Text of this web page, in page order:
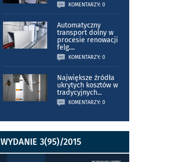
KOMENTARZY: 0
Automatyczny
transport dolny w
procesie renowacji
felg....
KOMENTARZY: 0
Największe źródła
ukrytych kosztów w
tradycyjnych...
KOMENTARZY: 0
WYDANIE 3(95)/2015